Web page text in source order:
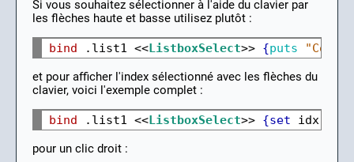
Si vous souhaitez sélectionner à l'aide du clavier par
les flèches haute et basse utilisez plutôt :
bind .list1 <<ListboxSelect>> {puts
et pour afficher l'index sélectionné avec les flèches du
clavier, voici l'exemple complet :
bind .list1 <<ListboxSelect>> {set idx
pour un clic droit :